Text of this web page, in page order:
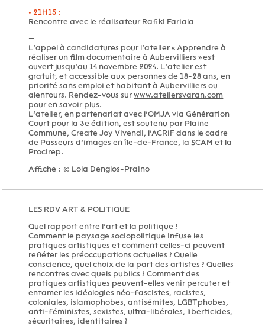
• 21H15 :
Rencontre avec le réalisateur Rafiki Fariala
—
L’appel à candidatures pour l’atelier « Apprendre à
réaliser un film documentaire à Aubervilliers » est
ouvert jusqu’au 14 novembre 2024. L’atelier est
gratuit, et accessible aux personnes de 18-28 ans, en
priorité sans emploi et habitant à Aubervilliers ou
alentours. Rendez-vous surwww.ateliersvaran.com
pour en savoir plus.
L’atelier, en partenariat avec l’OMJA via Génération
Court pour la 3e édition, est soutenu par Plaine
Commune, Create Joy Vivendi, l’ACRIF dans le cadre
de Passeurs d’images en île-de-France, la SCAM et la
Procirep.
Affiche : © Lola Denglos-Praino
LES RDV ART & POLITIQUE
Quel rapport entre l’art et la politique ?
Comment le paysage sociopolitique infuse les
pratiques artistiques et comment celles-ci peuvent
refléter les préoccupations actuelles ? Quelle
conscience, quel choix de la part des artistes ? Quelles
rencontres avec quels publics ? Comment des
pratiques artistiques peuvent-elles venir percuter et
entamer les idéologies néo-fascistes, racistes,
coloniales, islamophobes, antisémites, LGBTphobes,
anti-féministes, sexistes, ultra-libérales, liberticides,
sécuritaires, identitaires ?